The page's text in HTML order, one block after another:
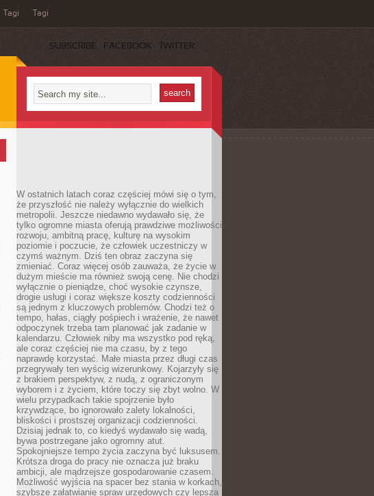
Tagi Tagi
SUBSCRIBE FACEBOOK TWITTER
W ostatnich latach coraz częściej mówi się o tym,
że przyszłość nie należy wyłącznie do wielkich
metropolii. Jeszcze niedawno wydawało się, że
tylko ogromne miasta oferują prawdziwe możliwości
rozwoju, ambitną pracę, kulturę na wysokim
poziomie i poczucie, że człowiek uczestniczy w
czymś ważnym. Dziś ten obraz zaczyna się
zmieniać. Coraz więcej osób zauważa, że życie w
dużym mieście ma również swoją cenę. Nie chodzi
wyłącznie o pieniądze, choć wysokie czynsze,
drogie usługi i coraz większe koszty codzienności
są jednym z kluczowych problemów. Chodzi też o
tempo, hałas, ciągły pośpiech i wrażenie, że nawet
odpoczynek trzeba tam planować jak zadanie w
kalendarzu. Człowiek niby ma wszystko pod ręką,
ale coraz częściej nie ma czasu, by z tego
naprawdę korzystać. Małe miasta przez długi czas
przegrywały ten wyścig wizerunkowy. Kojarzyły się
z brakiem perspektyw, z nudą, z ograniczonym
wyborem i z życiem, które toczy się zbyt wolno. W
wielu przypadkach takie spojrzenie było
krzywdzące, bo ignorowało zalety lokalności,
bliskości i prostszej organizacji codzienności.
Dzisiaj jednak to, co kiedyś wydawało się wadą,
bywa postrzegane jako ogromny atut.
Spokojniejsze tempo życia zaczyna być luksusem.
Krótsza droga do pracy nie oznacza już braku
ambicji, ale mądrzejsze gospodarowanie czasem.
Możliwość wyjścia na spacer bez stania w korkach,
szybsze załatwianie spraw urzędowych czy lepsza